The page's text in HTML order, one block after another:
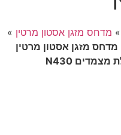
» מדחס מזגן אסטון מרטין »
מדחס מזגן אסטון מרטין